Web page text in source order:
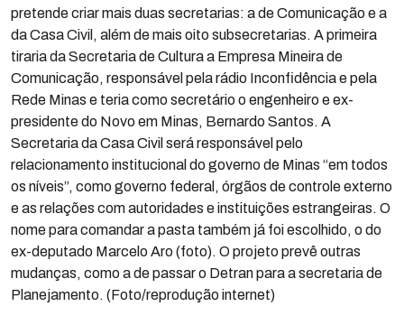
pretende criar mais duas secretarias: a de Comunicação e a
da Casa Civil, além de mais oito subsecretarias. A primeira
tiraria da Secretaria de Cultura a Empresa Mineira de
Comunicação, responsável pela rádio Inconfidência e pela
Rede Minas e teria como secretário o engenheiro e ex-
presidente do Novo em Minas, Bernardo Santos. A
Secretaria da Casa Civil será responsável pelo
relacionamento institucional do governo de Minas “em todos
os níveis”, como governo federal, órgãos de controle externo
e as relações com autoridades e instituições estrangeiras. O
nome para comandar a pasta também já foi escolhido, o do
ex-deputado Marcelo Aro (foto). O projeto prevê outras
mudanças, como a de passar o Detran para a secretaria de
Planejamento. (Foto/reprodução internet)